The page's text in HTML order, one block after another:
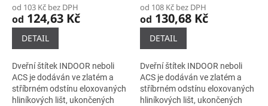
od 103 Kč bez DPH
od 124,63 Kč
DETAIL
Dveřní štítek INDOOR neboli
ACS je dodáván ve zlatém a
stříbrném odstínu eloxovaných
hliníkových lišt, ukončených
od 108 Kč bez DPH
od 130,68 Kč
DETAIL
Dveřní štítek INDOOR neboli
ACS je dodáván ve zlatém a
stříbrném odstínu eloxovaných
hliníkových lišt, ukončených